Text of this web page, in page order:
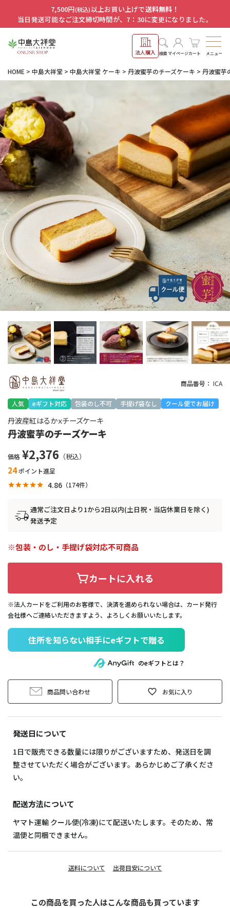
7,500円(税込)以上お買い上げで送料無料！
当日発送可能なご注文締切時間が、7：30に変更になりました。
法人購入 検索マイページカート メニュー
HOME 中島大祥堂 中島大祥堂 ケーキ 丹波蜜芋のチーズケーキ 丹波蜜芋
商品番号 ICA
人気 eギフト対応 包装のし不可 手提げ袋なし クール便でお届け
丹波産紅はるかｘチーズケーキ
丹波蜜芋のチーズケーキ
価格 ¥2,376
24ポイント進呈
4.86 174
通常ご注文日より1から2日以内(土日祝・当店休業日を除く)
発送予定
包装・のし・手提げ袋対応不可商品
カートに入れる
※法人カードをご利用のお客様で、決済を進められない場合は、カード発行
会社様へご連絡いただきますよう、よろしくお願いいたします。
住所を知らない相手にeギフトで贈る
のeギフトとは？
商品問い合わせ お気に入り
発送日について
1日で販売できる数量には限りがございますため、発送日を調
整させていただく場合がございます。あらかじめご了承くださ
い。
配送方法について
ヤマト運輸 クール便(冷凍)にて配送いたします。そのため、常
温便と同梱できません。
送料について 出荷目安について
この商品を買った人はこんな商品も買っています